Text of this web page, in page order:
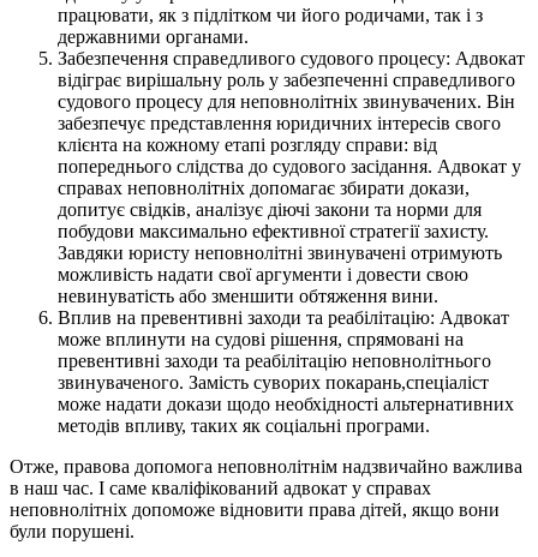
працювати, як з підлітком чи його родичами, так і з
державними органами.
Забезпечення справедливого судового процесу: Адвокат
відіграє вирішальну роль у забезпеченні справедливого
судового процесу для неповнолітніх звинувачених. Він
забезпечує представлення юридичних інтересів свого
клієнта на кожному етапі розгляду справи: від
попереднього слідства до судового засідання. Адвокат у
справах неповнолітніх допомагає збирати докази,
допитує свідків, аналізує діючі закони та норми для
побудови максимально ефективної стратегії захисту.
Завдяки юристу неповнолітні звинувачені отримують
можливість надати свої аргументи і довести свою
невинуватість або зменшити обтяження вини.
Вплив на превентивні заходи та реабілітацію: Адвокат
може вплинути на судові рішення, спрямовані на
превентивні заходи та реабілітацію неповнолітнього
звинуваченого. Замість суворих покарань,спеціаліст
може надати докази щодо необхідності альтернативних
методів впливу, таких як соціальні програми.
Отже, правова допомога неповнолітнім надзвичайно важлива
в наш час. І саме кваліфікований адвокат у справах
неповнолітніх допоможе відновити права дітей, якщо вони
були порушені.